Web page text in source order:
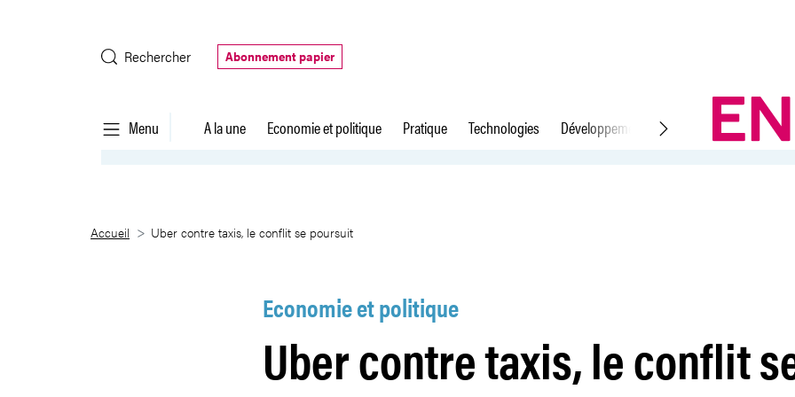
Rechercher
Abonnement papier
Menu A la une Economie et politique Pratique Technologies Développement durable Droit du travail
Uber contre taxis, le conflit se poursuit
Accueil Uber contre taxis, le conflit se poursuit
Economie et politique
Uber contre taxis, le conflit